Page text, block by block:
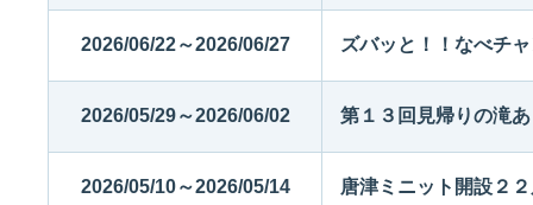
2026/06/22～2026/06/27 ズバッと！！なべチ
2026/05/29～2026/06/02 第１３回見帰りの滝
2026/05/10～2026/05/14 唐津ミニット開設２